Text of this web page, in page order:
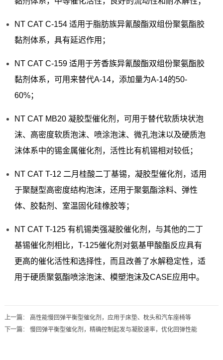
NT CAT C-154 适用于脂肪族异氰酸酯双组份聚氨酯胶
黏剂体系，具有延迟作用；
NT CAT C-159 适用于芳香族异氰酸酯双组份聚氨酯胶
黏剂体系，可用来替代A-14，添加量为A-14的50-
60%；
NT CAT MB20 凝胶型催化剂，可用于替代软质块状泡
沫、高密度软质泡沫、喷涂泡沫、微孔泡沫以及硬质泡
沫体系中的锡金属催化剂，活性比有机锡相对较低；
NT CAT T-12 二月桂酸二丁基锡，凝胶型催化剂，适用
于聚醚型高密度结构泡沫，还用于聚氨酯涂料、弹性
体、胶黏剂、室温固化硅橡胶等；
NT CAT T-125 有机锡类强凝胶催化剂，与其他的二丁
基锡催化剂相比，T-125催化剂对氨基甲酸酯反应具有
更高的催化活性和选择性，而且改善了水解稳定性，适
用于硬质聚氨酯喷涂泡沫、模塑泡沫及CASE应用中。
上一篇： 高性能慢回弹平衡型催化剂，应用于床垫、枕头和汽车座椅等
下一篇： 慢回弹平衡型催化剂，精确控制起发与凝胶速率，优化回弹性能